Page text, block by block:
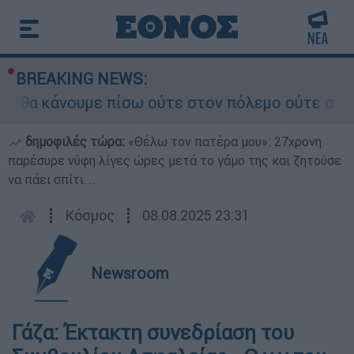
BREAKING NEWS:
κάνουμε πίσω ούτε στον πόλεμο ούτε στις
δημοφιλές τώρα: «Θέλω τον πατέρα μου»: 27χρονη
παρέσυρε νύφη λίγες ώρες μετά το γάμο της και ζητούσε
να πάει σπίτι...
┋ Κόσμος ┋ 08.08.2025 23:31
Newsroom
Γάζα: Έκτακτη συνεδρίαση του